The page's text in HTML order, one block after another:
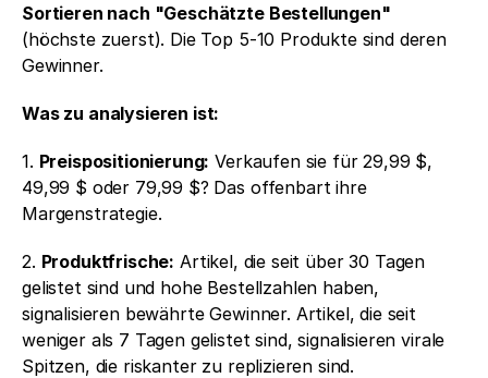
Sortieren nach "Geschätzte Bestellungen"
(höchste zuerst). Die Top 5-10 Produkte sind deren
Gewinner.
Was zu analysieren ist:
1. Preispositionierung: Verkaufen sie für 29,99 $,
49,99 $ oder 79,99 $? Das offenbart ihre
Margenstrategie.
2. Produktfrische: Artikel, die seit über 30 Tagen
gelistet sind und hohe Bestellzahlen haben,
signalisieren bewährte Gewinner. Artikel, die seit
weniger als 7 Tagen gelistet sind, signalisieren virale
Spitzen, die riskanter zu replizieren sind.